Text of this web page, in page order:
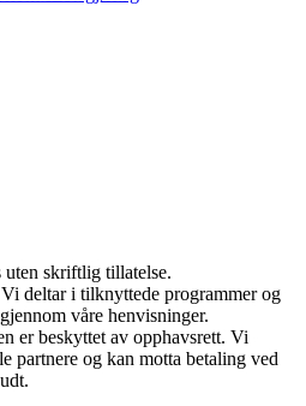
skriftlig tillatelse.
deltar i tilknyttede programmer og
våre henvisninger.
er beskyttet av opphavsrett. Vi
partnere og kan motta betaling ved